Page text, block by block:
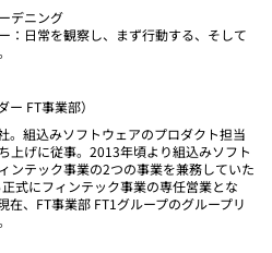
デニング
：日常を観察し、まず行動する、そして
ー FT事業部）
。組込みソフトウェアのプロダクト担当
上げに従事。2013年頃より組込みソフト
ンテック事業の2つの事業を兼務していた
式にフィンテック事業の専任営業とな
在、FT事業部 FT1グループのグループリ